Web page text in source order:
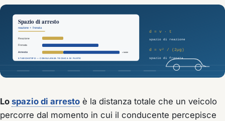
Lo spazio di arresto è la distanza totale che un veicolo
percorre dal momento in cui il conducente percepisce